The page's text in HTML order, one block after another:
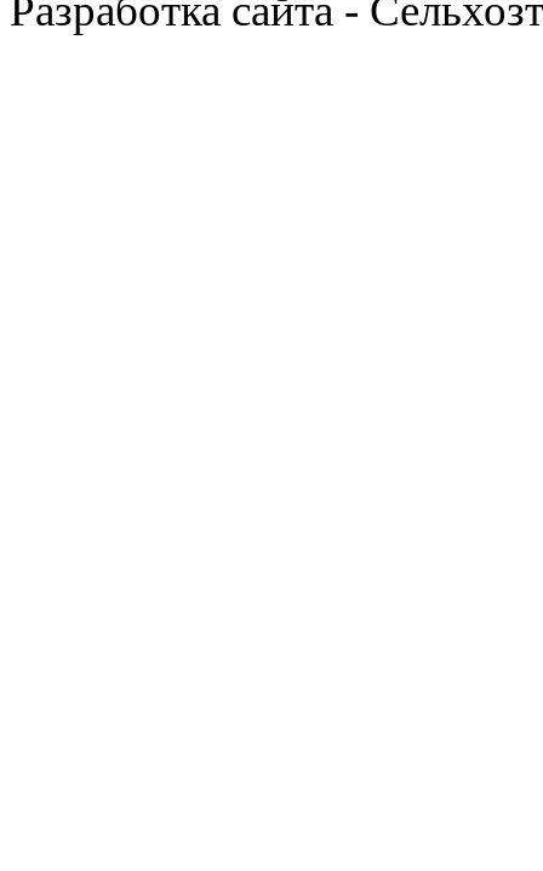
Разработка сайта -